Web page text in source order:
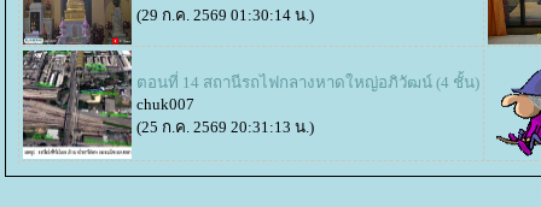
(29 ก.ค. 2569 01:30:14 น.)
ตอนที่ 14 สถานีรถไฟกลางหาดใหญ่อภิวัฒน์ (4 ชั้น)
chuk007
(25 ก.ค. 2569 20:31:13 น.)